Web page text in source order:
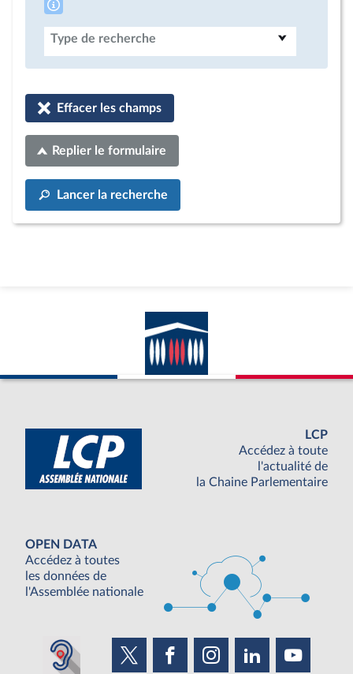
Type de recherche
Effacer les champs
Replier le formulaire
Lancer la recherche
LCP
Accédez à toute
l'actualité de
la Chaine Parlementaire
OPEN DATA
Accédez à toutes
les données de
l'Assemblée nationale